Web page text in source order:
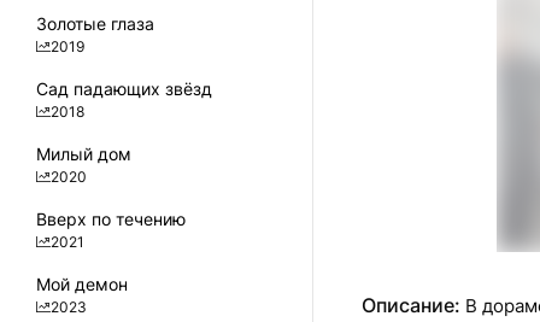
Описание: В
Золотые глаза
2019
Сад падающих звёзд
2018
Милый дом
2020
Вверх по течению
2021
Мой демон
2023